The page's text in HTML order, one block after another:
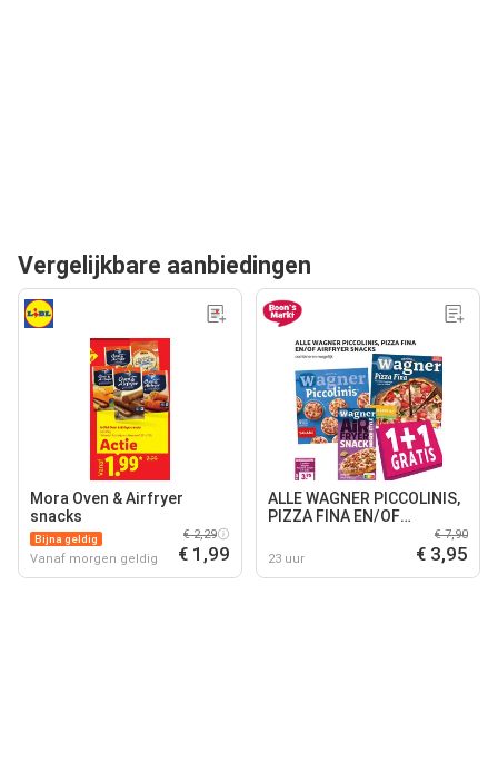
Vergelijkbare aanbiedingen
Mora Oven & Airfryer
snacks
Bijna geldig
Vanaf morgen geldig
€ 2,29
€ 1,99
ALLE WAGNER PICCOLINIS,
PIZZA FINA EN/OF
23 uur
€ 7,90
€ 3,95